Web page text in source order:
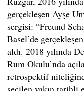
gerçekleşen Ayşe
sergisi: “Freund
Basel’de
aldı. 2018 yılında
Rum Okulu’nda
retrospektif